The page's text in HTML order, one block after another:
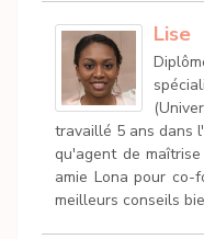
Lise
travaillé 5 ans dans
qu'agent de
amie Lona pour co-
meilleurs conseils